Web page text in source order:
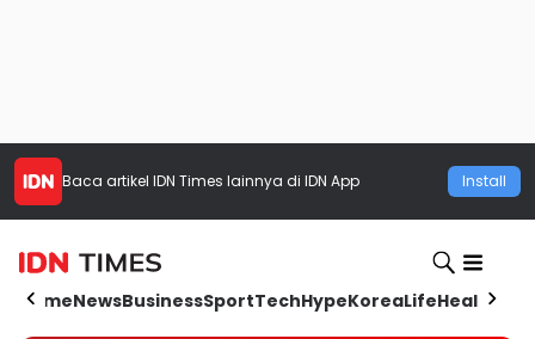
Baca artikel IDN Times lainnya di IDN App Install
HomeNewsBusinessSportTechHypeKoreaLifeHealth